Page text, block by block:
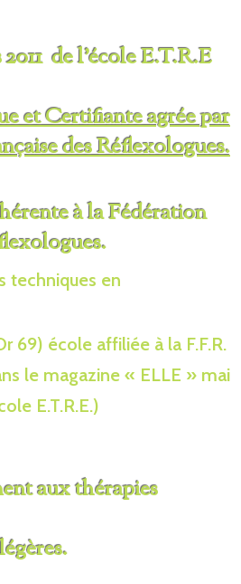
de l’école E.T.R.E
et Certifiante agrée par
des Réflexologues.
à la Fédération
techniques en
69) école affiliée à la F.F.R.
le magazine « ELLE » mai
E.T.R.E.)
aux thérapies